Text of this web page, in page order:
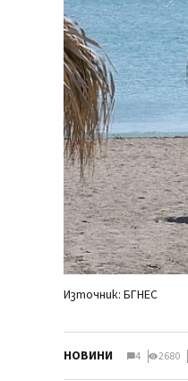
Източник: БГНЕС
НОВИНИ 4 2680